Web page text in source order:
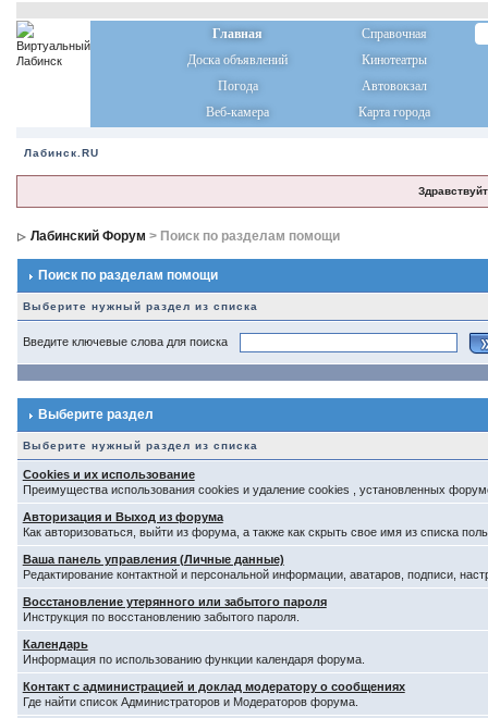
Главная
Справочная
Доска объявлений
Кинотеатры
Погода
Автовокзал
Веб-камера
Карта города
Лабинск.RU
Лабинский Форум > Поиск по разделам помощи
Поиск по разделам помощи
Выберите нужный раздел из списка
Введите ключевые слова для поиска
Выберите раздел
Выберите нужный раздел из списка
Cookies и их использование
Преимущества использования cookies и удаление cookies , установленных
Авторизация и Выход из форума
Как авторизоваться, выйти из форума, а также как скрыть свое имя из списка
Ваша панель управления (Личные данные)
Редактирование контактной и персональной информации, аватаров, подписи,
Восстановление утерянного или забытого пароля
Инструкция по восстановлению забытого пароля.
Календарь
Информация по использованию функции календаря форума.
Контакт с администрацией и доклад модератору о сообщениях
Где найти список Администраторов и Модераторов форума.